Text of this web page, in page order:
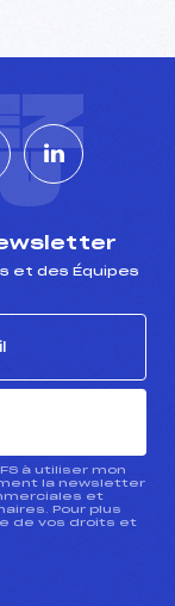
et des Équipes
à utiliser mon
la newsletter
et
Pour plus
de vos droits et